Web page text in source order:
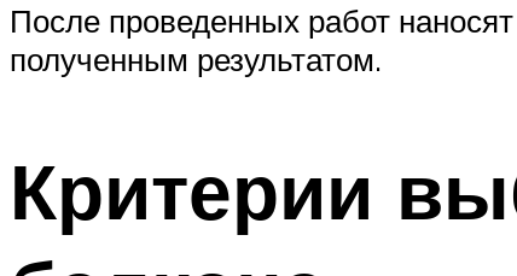
После проведенных работ
полученным результатом.
Критерии